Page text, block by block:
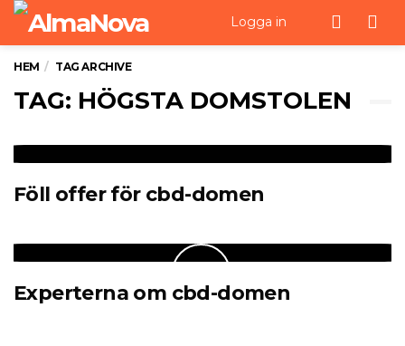
Logga in
HEM TAG ARCHIVE
TAG: HÖGSTA DOMSTOLEN
Föll offer för cbd-domen
Experterna om cbd-domen